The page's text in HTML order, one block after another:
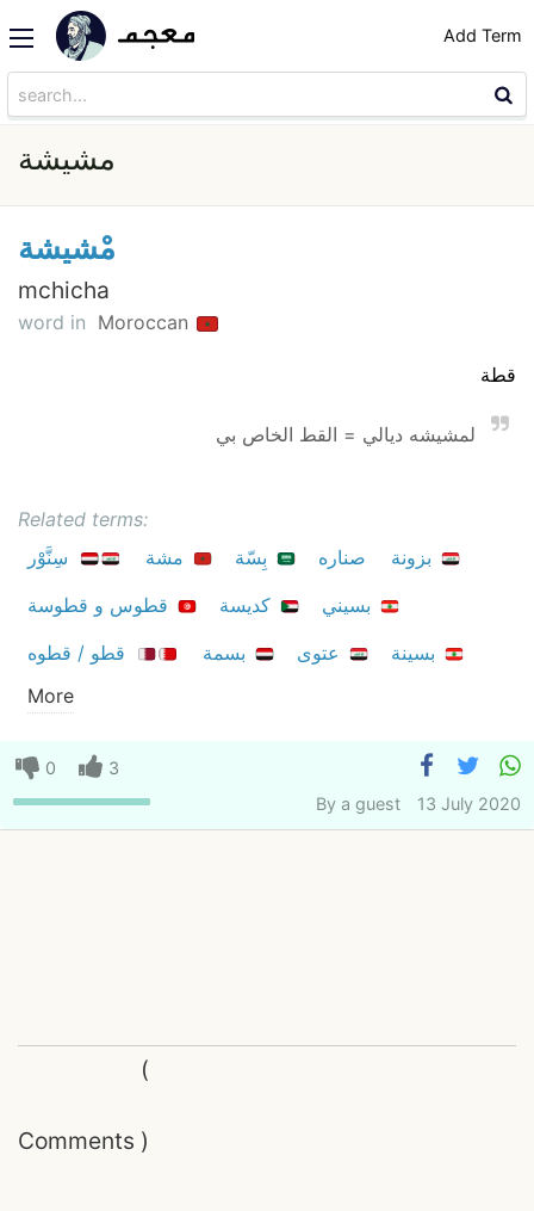
Add Term
مشيشة
مْشيشة
mchicha
word in Moroccan
قطة
لمشيشه ديالي = القط الخاص بي
Related terms:
سِنَّوْر
مشة بِسّة صناره
بزونة
قطوس و قطوسة
كديسة
بسيني
قطو / قطوه
بسمة عتوی
بسينة
More
0
3
By a guest 13 July 2020
Comments
(
)